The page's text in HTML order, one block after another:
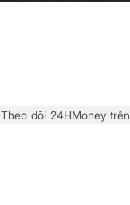
Theo dõi 24HMoney trên